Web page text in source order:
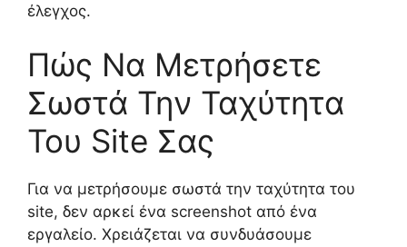
έλεγχος.
Πώς Να Μετρήσετε
Σωστά Την Ταχύτητα
Του Site Σας
Για να μετρήσουμε σωστά την ταχύτητα του
site, δεν αρκεί ένα screenshot από ένα
εργαλείο. Χρειάζεται να συνδυάσουμε